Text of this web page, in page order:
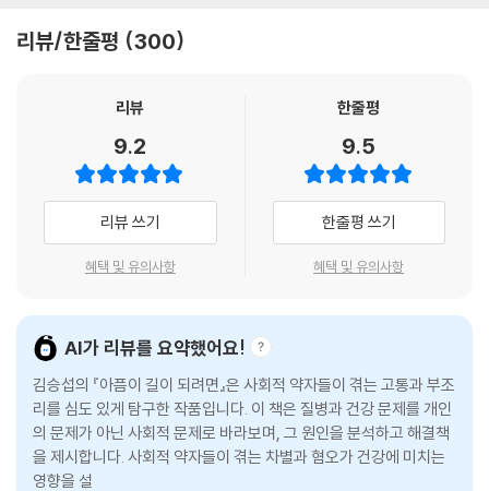
어려운 비싼 관을 구입했던 것이지요. (…) 그러나 해부용 시체가 가난한
사람들의 몸이었던 현실은 변하지 않았습니다. 19세기 영국을 기준으로
당시 의과대학에서 해부학 실습에 사용되었던 시체의 99퍼센트 이상이
가난한 사람들을 수용하던 구빈원에서 나온 것이었으니까요. (…) 이러한
역사적 사실은 살아 있을 때의 경제적 불평등이 죽음 이후에도 지속된다는
점 외에도 중요한 함의를 가지고 있습니다. 가난한 사람들의 시체만 해부
되고 기록되면서 해부학의 역사에는 여러 오점이 남습니다. 왜냐하면 가난
---「가난은 우리 몸에 고스란히 새겨진다」중에서
동성 관계를 보호하는 법을 제정한 지역의 경우, 1995년 설문에서 이성애
자라고 응답했지만 2009년에는 스스로를 동성애자나 양성애자라고 응답
한 사람의 비율이 그러한 법이 없는 지역에 비해 30퍼센트 높게 나타난 것
입니다. 동성 관계를 법적으로 인정하는 사회적 변화와 함께, 과거 자신의
성적 지향을 숨기던 이들이 스스로의 존재를 드러내기 시작한 것이지요.
적한다.
사회역학자인 김승섭 고려대학교 보건과학대학 교수는 자신의 연구를 통
서의 차별을 측정하기 위한 연구의 설문에서는 다음과 같은 질문을 던졌
다. “새로운 일자리를 경험할 때 차별을 겪은 적이 있습니까?” 대답은 ‘예,
아니요, 해당사항 없음’ 3개 항목 중 선택이 가능하다. ‘해당사항 없음’은
구직 경험이 없는 응답자를 위해 만들어둔 항목이다. 이미 직장에 다니는
사람이라면, ‘예’ 혹은 ‘아니요’의 응답이 가능할 것이다. 그런데 직장인 상
김승섭 교수는 ‘해당사항 없음’이라고 대답한 사람들의 건강 상태를 조사
했고, 놀라운 결과를 확인했다. 남성의 경우, ‘해당사항 없음’이라고 응답한
사람은 차별이 없었다고 응답한 사람들과 건강에 별다른 차이가 없었다.
하지만 여성들의 경우 달랐다. ‘해당사항 없음’이라고 답한 여성들의 경우
차별을 받았다고 응답한 사람보다도 건강상태가 더 나쁘게 나타났다.
리뷰/한줄평 300
리뷰
9.2
리뷰 쓰기
혜택 및 유의사항
한줄평
9.5
한줄평 쓰기
혜택 및 유의사항
AI가 리뷰를 요약했어요!
김승섭의 『아픔이 길이 되려면』은 사회적 약자들이 겪는 고통과 부조
리를 심도 있게 탐구한 작품입니다. 이 책은 질병과 건강 문제를 개인
의 문제가 아닌 사회적 문제로 바라보며, 그 원인을 분석하고 해결책
을 제시합니다. 사회적 약자들이 겪는 차별과 혐오가 건강에 미치는
영향을 설명하며, 정의로운 건강의 중요성을 강조합니다.